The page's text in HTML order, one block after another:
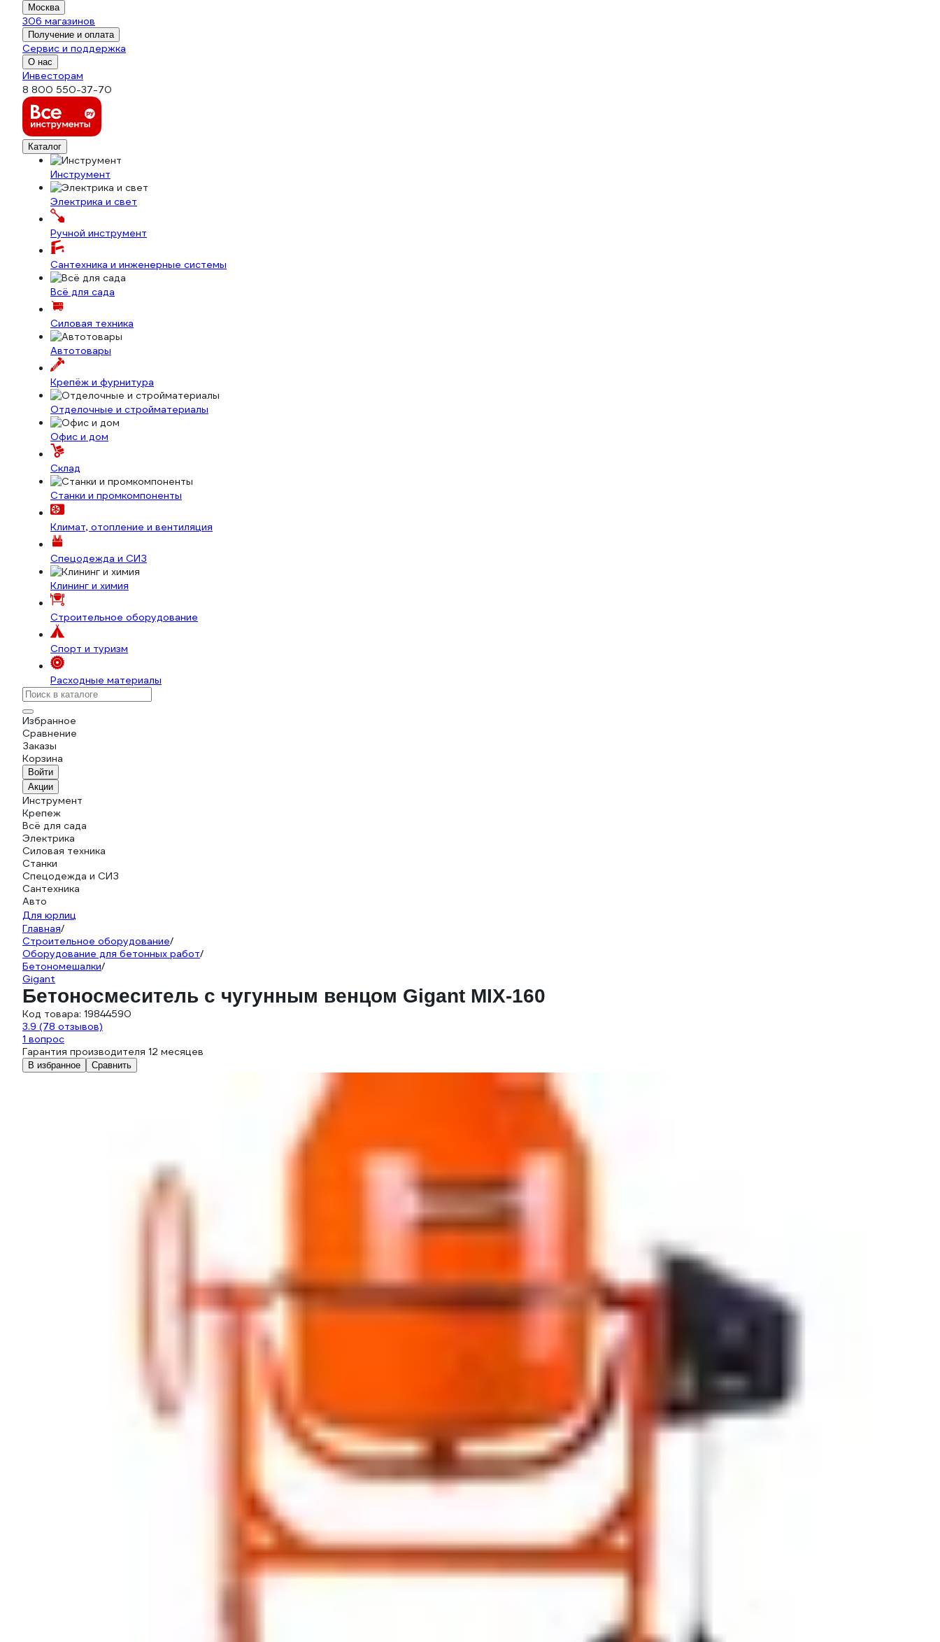
Москва
306 магазинов
Получение и оплата
Сервис и поддержка
О нас
Инвесторам
8 800 550-37-70
Каталог
Инструмент
Электрика и свет
Ручной инструмент
Сантехника и инженерные системы
Всё для сада
Силовая техника
Автотовары
Крепёж и фурнитура
Отделочные и стройматериалы
Офис и дом
Склад
Станки и промкомпоненты
Климат, отопление и вентиляция
Спецодежда и СИЗ
Клининг и химия
Строительное оборудование
Спорт и туризм
Расходные материалы
Избранное
Сравнение
Заказы
Корзина
Войти
Акции
Инструмент
Крепеж
Всё для сада
Электрика
Силовая техника
Станки
Спецодежда и СИЗ
Сантехника
Авто
Для юрлиц
Главная/
Строительное оборудование/
Оборудование для бетонных работ/
Бетономешалки/
Gigant
Бетоносмеситель с чугунным венцом Gigant MIX-160
Код товара: 19844590
3.9 (78 отзывов)
1 вопрос
Гарантия производителя 12 месяцев
В избранное Сравнить